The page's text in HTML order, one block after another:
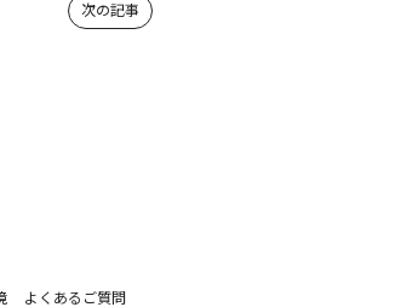
次の記事
よくあるご質問